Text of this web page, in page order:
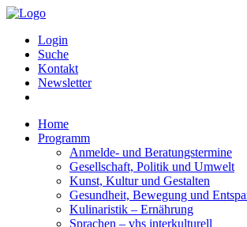
Login
Suche
Kontakt
Newsletter
Home
Programm
Anmelde- und Beratungstermine
Gesellschaft, Politik und Umwelt
Kunst, Kultur und Gestalten
Gesundheit, Bewegung und
Kulinaristik – Ernährung
Sprachen – vhs interkulturell